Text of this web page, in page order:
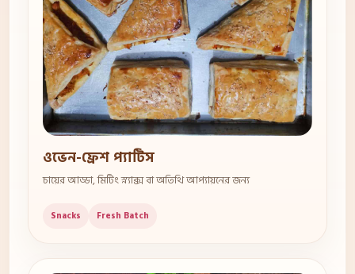
ওভেন-ফ্রেশ প্যাটিস
চায়ের আড্ডা, মিটিং স্ন্যাক্স বা অতিথি আপ্যায়নের জন্য
Snacks Fresh Batch